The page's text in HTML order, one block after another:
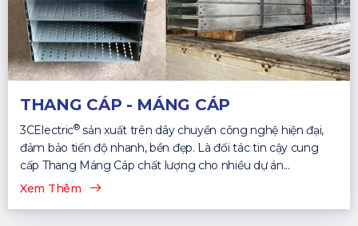
THANG CÁP - MÁNG CÁP
3CElectric®sản xuất trên dây chuyền công nghệ hiện đại,
đảm bảo tiến độ nhanh, bền đẹp. Là đối tác tin cậy cung
cấp Thang Máng Cáp chất lượng cho nhiều dự án...
Xem Thêm